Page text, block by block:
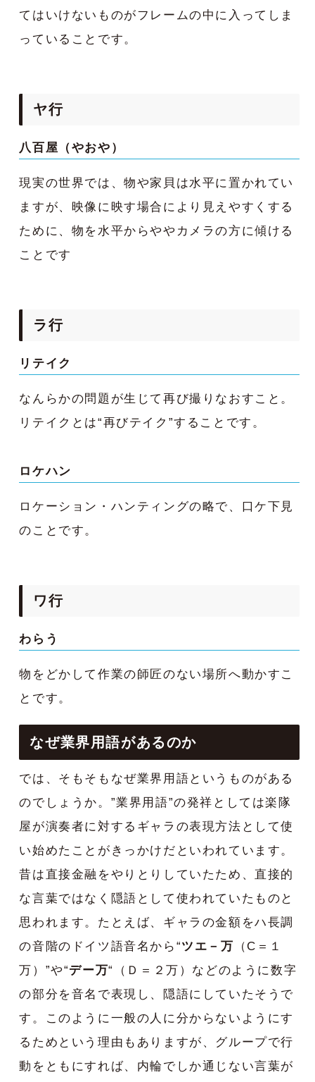
てはいけないものがフレームの中に入ってしま
っていることです。
ヤ行
八百屋（やおや）
現実の世界では、物や家貝は水平に置かれてい
ますが、映像に映す場合により見えやすくする
ために、物を水平からややカメラの方に傾ける
ことです
ラ行
リテイク
なんらかの問題が生じて再び撮りなおすこと。
リテイクとは“再びテイク”することです。
ロケハン
ロケーション・ハンティングの略で、口ケ下見
のことです。
ワ行
わらう
物をどかして作業の師匠のない場所へ動かすこ
とです。
なぜ業界用語があるのか
では、そもそもなぜ業界用語というものがある
のでしょうか。”業界用語”の発祥としては楽隊
屋が演奏者に対するギャラの表現方法として使
い始めたことがきっかけだといわれています。
昔は直接金融をやりとりしていたため、直接的
な言葉ではなく隠語として使われていたものと
思われます。たとえば、ギャラの金額をハ長調
の音階のドイツ語音名から“ツエ－万 （C＝１
万）”や“デー万“（Ｄ＝２万）などのように数字
の部分を音名で表現し、隠語にしていたそうで
す。このように一般の人に分からないようにす
るためという理由もありますが、グループで行
動をともにすれば、内輪でしか通じない言葉が